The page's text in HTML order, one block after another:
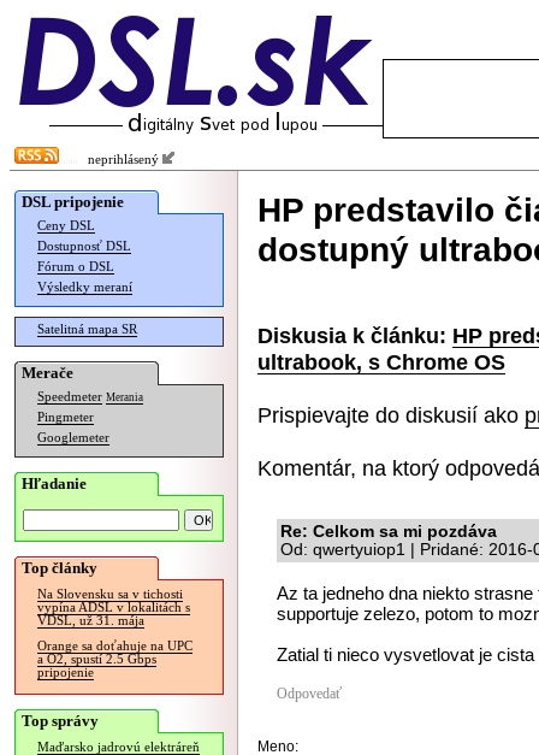
neprihlásený
DSL pripojenie
Ceny DSL
Dostupnosť DSL
Fórum o DSL
Výsledky meraní
Satelitná mapa SR
Merače
Speedmeter Merania
Pingmeter
Googlemeter
Hľadanie
Top články
Na Slovensku sa v tichosti
vypína ADSL v lokalitách s
VDSL, už 31. mája
Orange sa doťahuje na UPC
a O2, spustí 2.5 Gbps
pripojenie
Top správy
Maďarsko jadrovú elektráreň
HP predstavilo
dostupný
Diskusia k článku: HP
ultrabook, s Chrome OS
Prispievajte do diskusií ako
Komentár, na ktorý
Re: Celkom sa mi pozdáva
Od: qwertyuiop1 | Pridané: 2016-
Az ta jedneho dna niekto
supportuje zelezo, potom to
Zatial ti nieco vysvetlovat je
Odpovedať
Meno: